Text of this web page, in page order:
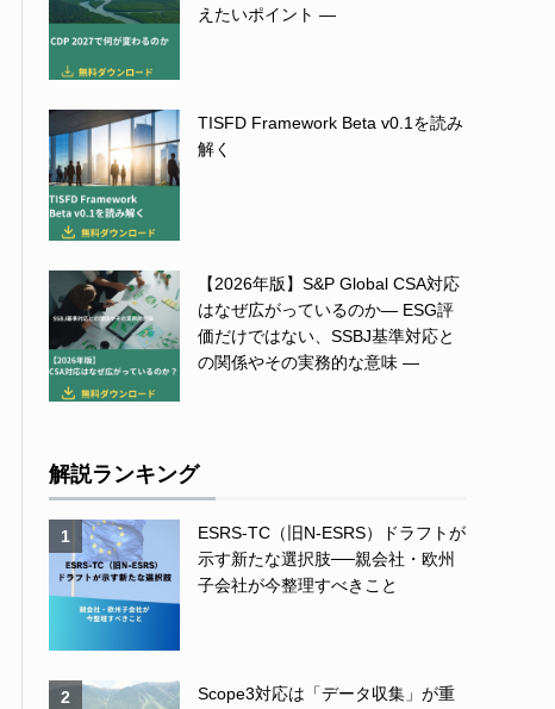
えたいポイント ―
TISFD Framework Beta v0.1を読み
解く
【2026年版】S&P Global CSA対応
はなぜ広がっているのか― ESG評
価だけではない、SSBJ基準対応と
の関係やその実務的な意味 ―
解説ランキング
1
ESRS-TC（旧N-ESRS）ドラフトが
示す新たな選択肢──親会社・欧州
子会社が今整理すべきこと
2
Scope3対応は「データ収集」が重